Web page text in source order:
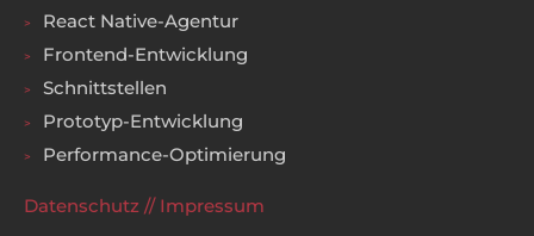
React Native-Agentur
Frontend-Entwicklung
Schnittstellen
Prototyp-Entwicklung
Performance-Optimierung
Datenschutz // Impressum